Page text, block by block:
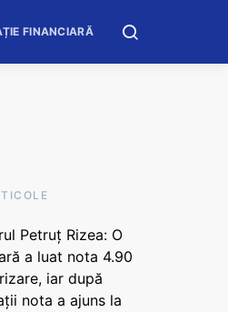
FINANCIARĂ
Petruț Rizea: O
a luat nota 4.90
iar după
nota a ajuns la